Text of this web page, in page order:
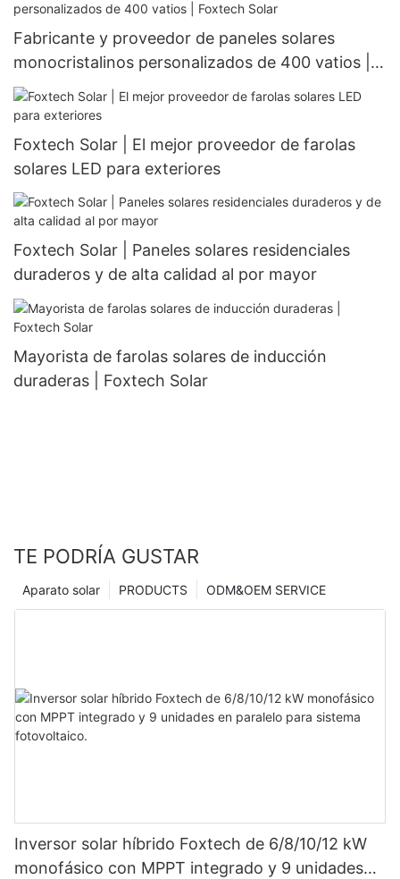
Fabricante y proveedor de paneles solares
monocristalinos personalizados de 400 vatios |
Foxtech Solar
Foxtech Solar | El mejor proveedor de farolas
solares LED para exteriores
Foxtech Solar | Paneles solares residenciales
duraderos y de alta calidad al por mayor
Mayorista de farolas solares de inducción
duraderas | Foxtech Solar
TE PODRÍA GUSTAR
ODM&OEM SERVICE
PRODUCTS
Aparato solar
Inversor solar híbrido Foxtech de 6/8/10/12 kW
monofásico con MPPT integrado y 9 unidades